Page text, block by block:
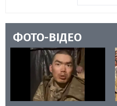
ФОТО-ВІДЕО